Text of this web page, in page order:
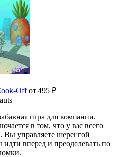
Offот 495 ₽
игра для компании.
в том, что у вас всего
Вы управляете шеренгой
вперед и преодолевать по